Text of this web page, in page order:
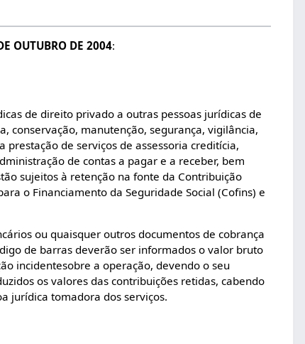
OUTUBRO DE 2004:
de direito privado a outras pessoas jurídicas de
conservação, manutenção, segurança, vigilância,
de serviços de assessoria creditícia,
de contas a pagar e a receber, bem
sujeitos à retenção na fonte da Contribuição
o Financiamento da Seguridade Social (Cofins) e
ou quaisquer outros documentos de cobrança
de barras deverão ser informados o valor bruto
incidentesobre a operação, devendo o seu
os valores das contribuições retidas, cabendo
jurídica tomadora dos serviços.